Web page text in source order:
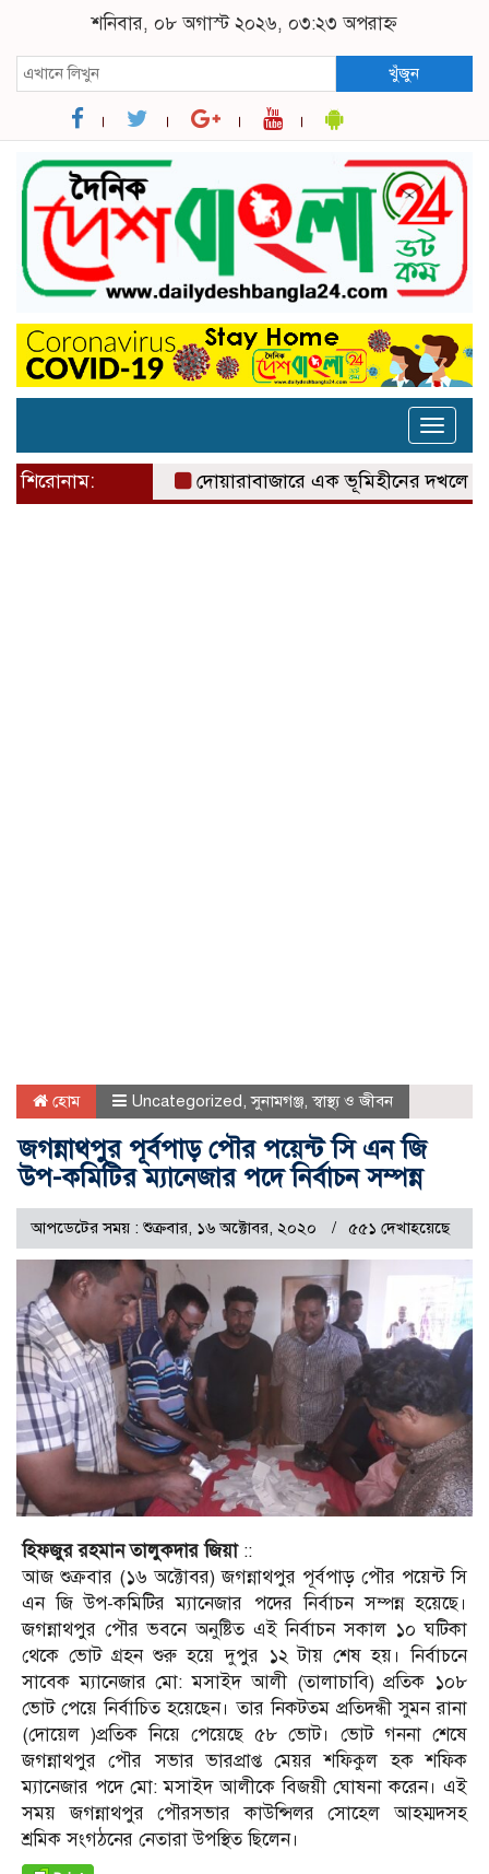
শনিবার, ০৮ অগাস্ট ২০২৬, ০৩:২৩ অপরাহ্ন
খুঁজুন
Toggle
শিরোনাম: দোয়ারাবাজারে এক ভূমিহীনের দখলে থাকা
হোম Uncategorized,সুনামগঞ্জ,স্বাস্থ্য ও জীবন
জগন্নাথপুর পূর্বপাড় পৌর পয়েন্ট সি এন জি
উপ-কমিটির ম্যানেজার পদে নির্বাচন সম্পন্ন
আপডেটের সময় : শুক্রবার, ১৬ অক্টোবর, ২০২০ ৫৫১ দেখাহয়েছে
হিফজুর রহমান তালুকদার জিয়া::
আজ শুক্রবার (১৬ অক্টোবর) জগন্নাথপুর পূর্বপাড় পৌর পয়েন্ট সি
এন জি উপ-কমিটির ম্যানেজার পদের নির্বাচন সম্পন্ন হয়েছে।
জগন্নাথপুর পৌর ভবনে অনুষ্টিত এই নির্বাচন সকাল ১০ ঘটিকা
থেকে ভোট গ্রহন শুরু হয়ে দুপুর ১২ টায় শেষ হয়। নির্বাচনে
সাবেক ম্যানেজার মো: মসাইদ আলী (তালাচাবি) প্রতিক ১০৮
ভোট পেয়ে নির্বাচিত হয়েছেন। তার নিকটতম প্রতিদন্ধী সুমন রানা
(দোয়েল )প্রতিক নিয়ে পেয়েছে ৫৮ ভোট। ভোট গননা শেষে
জগন্নাথপুর পৌর সভার ভারপ্রাপ্ত মেয়র শফিকুল হক শফিক
ম্যানেজার পদে মো: মসাইদ আলীকে বিজয়ী ঘোষনা করেন। এই
সময় জগন্নাথপুর পৌরসভার কাউন্সিলর সোহেল আহম্মদসহ
শ্রমিক সংগঠনের নেতারা উপস্থিত ছিলেন।